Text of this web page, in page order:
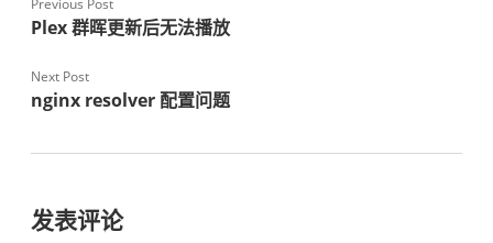
Previous Post
Plex 群晖更新后无法播放
Next Post
nginx resolver 配置问题
发表评论